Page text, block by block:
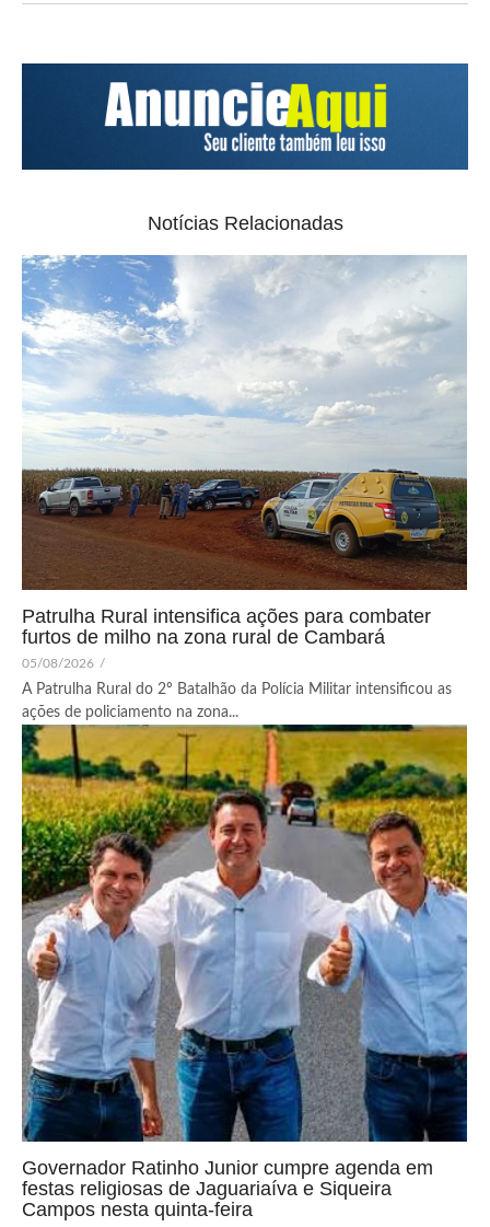
Notícias Relacionadas
Patrulha Rural intensifica ações para combater
furtos de milho na zona rural de Cambará
05/08/2026 /
A Patrulha Rural do 2º Batalhão da Polícia Militar intensificou as
ações de policiamento na zona...
Governador Ratinho Junior cumpre agenda em
festas religiosas de Jaguariaíva e Siqueira
Campos nesta quinta-feira